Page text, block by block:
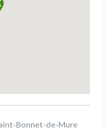
Bonnet-de-Mure